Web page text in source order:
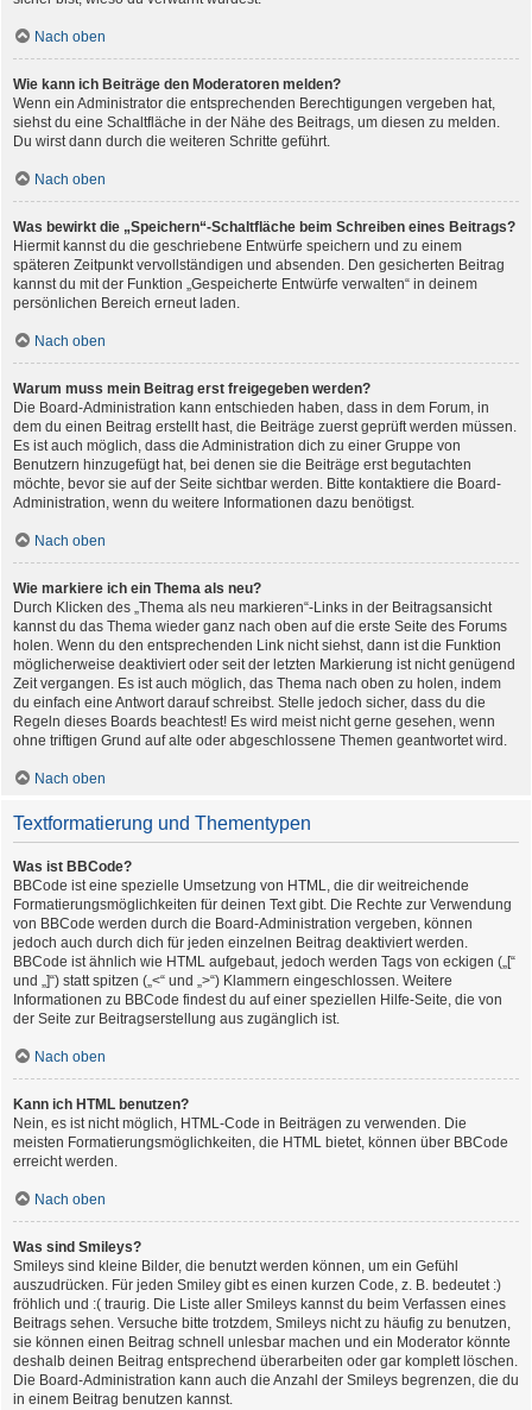
Nach oben
Wie kann ich Beiträge den Moderatoren melden?
Wenn ein Administrator die entsprechenden Berechtigungen vergeben hat,
siehst du eine Schaltfläche in der Nähe des Beitrags, um diesen zu melden.
Du wirst dann durch die weiteren Schritte geführt.
Nach oben
Was bewirkt die „Speichern“-Schaltfläche beim Schreiben eines Beitrags?
Hiermit kannst du die geschriebene Entwürfe speichern und zu einem
späteren Zeitpunkt vervollständigen und absenden. Den gesicherten Beitrag
kannst du mit der Funktion „Gespeicherte Entwürfe verwalten“ in deinem
persönlichen Bereich erneut laden.
Nach oben
Warum muss mein Beitrag erst freigegeben werden?
Die Board-Administration kann entschieden haben, dass in dem Forum, in
dem du einen Beitrag erstellt hast, die Beiträge zuerst geprüft werden müssen.
Es ist auch möglich, dass die Administration dich zu einer Gruppe von
Benutzern hinzugefügt hat, bei denen sie die Beiträge erst begutachten
möchte, bevor sie auf der Seite sichtbar werden. Bitte kontaktiere die Board-
Administration, wenn du weitere Informationen dazu benötigst.
Nach oben
Wie markiere ich ein Thema als neu?
Durch Klicken des „Thema als neu markieren“-Links in der Beitragsansicht
kannst du das Thema wieder ganz nach oben auf die erste Seite des Forums
holen. Wenn du den entsprechenden Link nicht siehst, dann ist die Funktion
möglicherweise deaktiviert oder seit der letzten Markierung ist nicht genügend
Zeit vergangen. Es ist auch möglich, das Thema nach oben zu holen, indem
du einfach eine Antwort darauf schreibst. Stelle jedoch sicher, dass du die
Regeln dieses Boards beachtest! Es wird meist nicht gerne gesehen, wenn
ohne triftigen Grund auf alte oder abgeschlossene Themen geantwortet wird.
Nach oben
Textformatierung und Thementypen
Was ist BBCode?
BBCode ist eine spezielle Umsetzung von HTML, die dir weitreichende
Formatierungsmöglichkeiten für deinen Text gibt. Die Rechte zur Verwendung
von BBCode werden durch die Board-Administration vergeben, können
jedoch auch durch dich für jeden einzelnen Beitrag deaktiviert werden.
BBCode ist ähnlich wie HTML aufgebaut, jedoch werden Tags von eckigen („[“
und „]“) statt spitzen („<“ und „>“) Klammern eingeschlossen. Weitere
Informationen zu BBCode findest du auf einer speziellen Hilfe-Seite, die von
der Seite zur Beitragserstellung aus zugänglich ist.
Nach oben
Kann ich HTML benutzen?
Nein, es ist nicht möglich, HTML-Code in Beiträgen zu verwenden. Die
meisten Formatierungsmöglichkeiten, die HTML bietet, können über BBCode
erreicht werden.
Nach oben
Was sind Smileys?
Smileys sind kleine Bilder, die benutzt werden können, um ein Gefühl
auszudrücken. Für jeden Smiley gibt es einen kurzen Code, z. B. bedeutet :)
fröhlich und :( traurig. Die Liste aller Smileys kannst du beim Verfassen eines
Beitrags sehen. Versuche bitte trotzdem, Smileys nicht zu häufig zu benutzen,
sie können einen Beitrag schnell unlesbar machen und ein Moderator könnte
deshalb deinen Beitrag entsprechend überarbeiten oder gar komplett löschen.
Die Board-Administration kann auch die Anzahl der Smileys begrenzen, die du
in einem Beitrag benutzen kannst.